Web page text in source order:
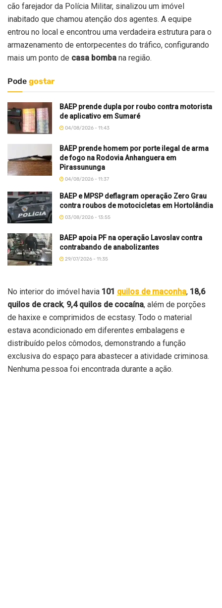
cão farejador da Polícia Militar, sinalizou um imóvel
inabitado que chamou atenção dos agentes. A equipe
entrou no local e encontrou uma verdadeira estrutura para o
armazenamento de entorpecentes do tráfico, configurando
mais um ponto de casa bomba na região.
Pode gostar
BAEP prende dupla por roubo contra motorista
de aplicativo em Sumaré
04/08/2026 - 11:43
BAEP prende homem por porte ilegal de arma
de fogo na Rodovia Anhanguera em
Pirassununga
04/08/2026 - 11:37
BAEP e MPSP deflagram operação Zero Grau
contra roubos de motocicletas em Hortolândia
03/08/2026 - 13:55
BAEP apoia PF na operação Lavoslav contra
contrabando de anabolizantes
29/07/2026 - 11:35
No interior do imóvel havia 101 quilos de maconha, 18,6
quilos de crack, 9,4 quilos de cocaína, além de porções
de haxixe e comprimidos de ecstasy. Todo o material
estava acondicionado em diferentes embalagens e
distribuído pelos cômodos, demonstrando a função
exclusiva do espaço para abastecer a atividade criminosa.
Nenhuma pessoa foi encontrada durante a ação.